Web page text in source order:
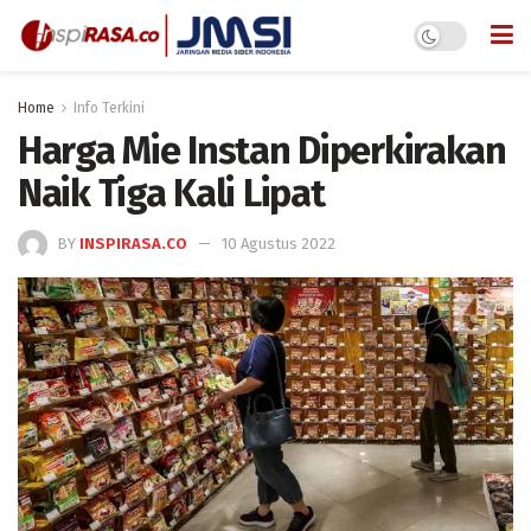
Home Info Terkini
Harga Mie Instan Diperkirakan
Naik Tiga Kali Lipat
BY INSPIRASA.CO 10 Agustus 2022